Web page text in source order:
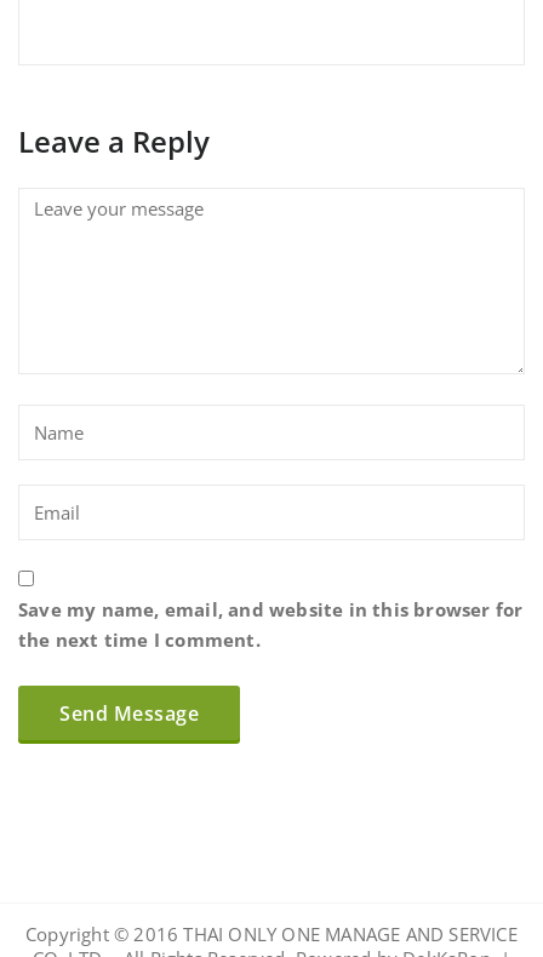
Leave a Reply
Save my name, email, and website in this browser for
the next time I comment.
Copyright © 2016 THAI ONLY ONE MANAGE AND SERVICE